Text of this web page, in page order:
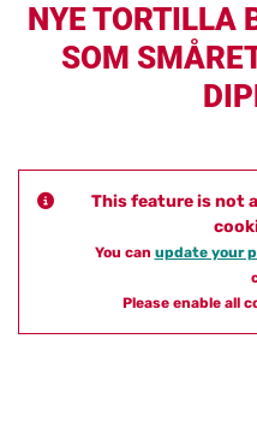
NYE TORTILLA
SOM
This feature is not
You can update your
Please enable all